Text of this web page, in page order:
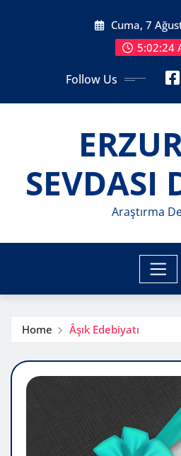
Cuma, 7
5:02:26
Follow Us
SEVDASI
Araştırma
Home Âşık Edebiyatı